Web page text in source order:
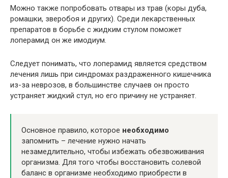
Можно также попробовать отвары из трав (коры дуба,
ромашки, зверобоя и других). Среди лекарственных
препаратов в борьбе с жидким стулом поможет
лоперамид он же имодиум.
Следует понимать, что лоперамид является средством
лечения лишь при синдромах раздраженного кишечника
из-за неврозов, в большинстве случаев он просто
устраняет жидкий стул, но его причину не устраняет.
Основное правило, которое необходимо
запомнить – лечение нужно начать
незамедлительно, чтобы избежать обезвоживания
организма. Для того чтобы восстановить солевой
баланс в организме необходимо приобрести в